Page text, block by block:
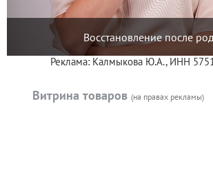
Восстановление после
Реклама: Калмыкова Ю.А., ИНН
Витрина товаров (на правах рекламы)